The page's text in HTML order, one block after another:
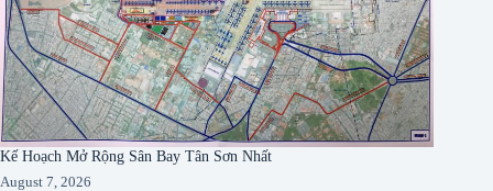
Kế Hoạch Mở Rộng Sân Bay Tân Sơn Nhất
August 7, 2026